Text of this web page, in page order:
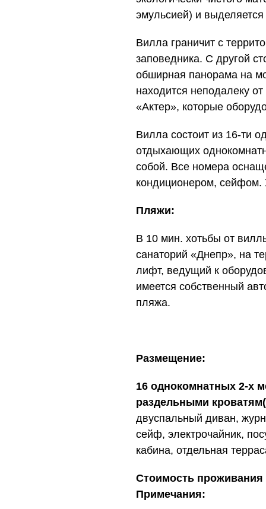
эмульсией) и
Вилла граничит с
заповедника. С другой
обширная панорама на
находится неподалеку
«Актер», которые
Вилла состоит из 16-ти
отдыхающих
собой. Все номера
кондиционером, сейфом.
Пляжи:
В 10 мин. хотьбы от
санаторий «Днепр», на
лифт, ведущий к
имеется собственный
пляжа.
Размещение:
16 однокомнатных 2-х
раздельными
двуспальный диван,
сейф, электрочайник,
кабина, отдельная
Стоимость проживания
Примечания: